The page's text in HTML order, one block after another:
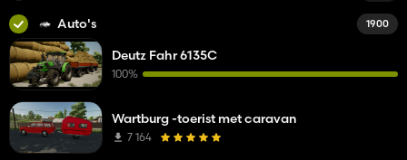
Auto's 1900
Deutz Fahr 6135C
100%
Wartburg -toerist met caravan
7 164